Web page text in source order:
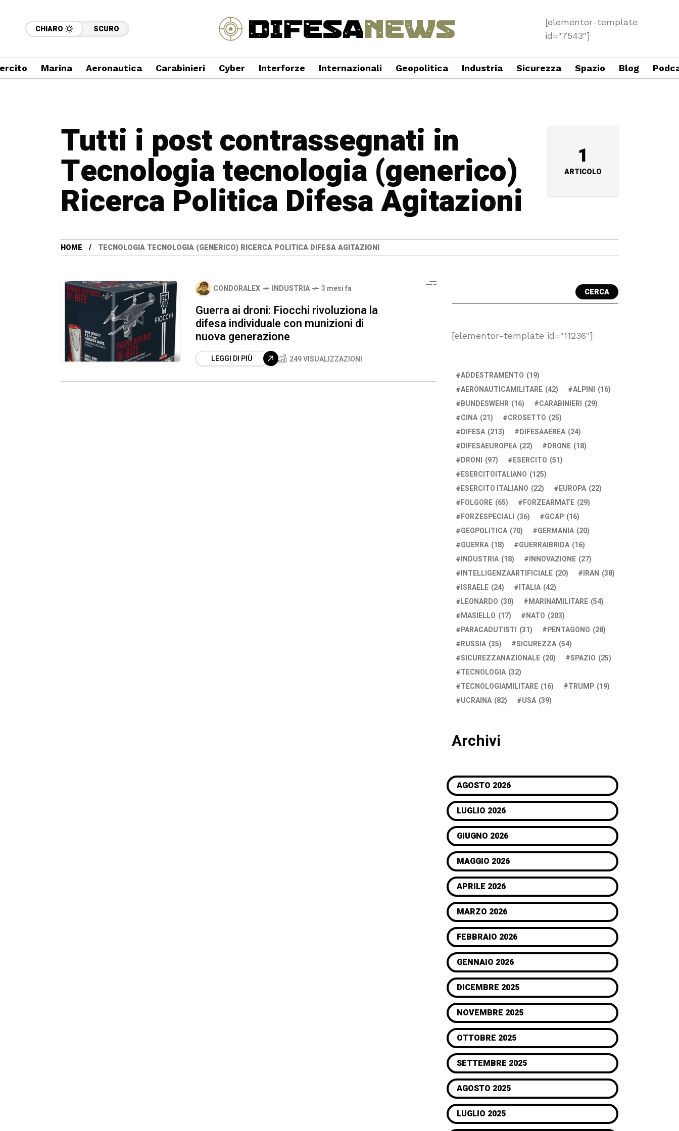
CHIARO SCURO
[elementor-template
id="7543"]
Marina Aeronautica Carabinieri Cyber Interforze Internazionali Geopolitica Industria Sicurezza Spazio Blog
Tutti i post contrassegnati in
Tecnologia tecnologia (generico)
Ricerca Politica Difesa Agitazioni
1
ARTICOLO
HOME TECNOLOGIA TECNOLOGIA (GENERICO) RICERCA POLITICA DIFESA AGITAZIONI
CONDORALEX INDUSTRIA 3 mesi fa
Guerra ai droni: Fiocchi rivoluziona la
difesa individuale con munizioni di
nuova generazione
LEGGI DI PIÙ 249 VISUALIZZAZIONI
CERCA
[elementor-template id="11236"]
ADDESTRAMENTO (19)
AERONAUTICAMILITARE (42) ALPINI (16)
BUNDESWEHR (16) CARABINIERI (29)
CINA (21) CROSETTO (25)
DIFESA (213) DIFESAAEREA (24)
DIFESAEUROPEA (22) DRONE (18)
DRONI (97) ESERCITO (51)
ESERCITOITALIANO (125)
ESERCITO ITALIANO (22) EUROPA (22)
FOLGORE (65) FORZEARMATE (29)
FORZESPECIALI (36) GCAP (16)
GEOPOLITICA (70) GERMANIA (20)
GUERRA (18) GUERRAIBRIDA (16)
INDUSTRIA (18) INNOVAZIONE (27)
INTELLIGENZAARTIFICIALE (20) IRAN (38)
ISRAELE (24) ITALIA (42)
LEONARDO (30) MARINAMILITARE (54)
MASIELLO (17) NATO (203)
PARACADUTISTI (31) PENTAGONO (28)
RUSSIA (35) SICUREZZA (54)
SICUREZZANAZIONALE (20) SPAZIO (25)
TECNOLOGIA (32)
TECNOLOGIAMILITARE (16) TRUMP (19)
UCRAINA (82) USA (39)
Archivi
AGOSTO 2026
LUGLIO 2026
GIUGNO 2026
MAGGIO 2026
APRILE 2026
MARZO 2026
FEBBRAIO 2026
GENNAIO 2026
DICEMBRE 2025
NOVEMBRE 2025
OTTOBRE 2025
SETTEMBRE 2025
AGOSTO 2025
LUGLIO 2025